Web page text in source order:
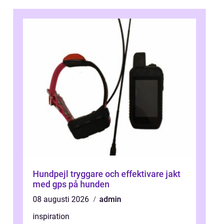
Hundpejl tryggare och effektivare jakt
med gps på hunden
08 augusti 2026
admin
inspiration